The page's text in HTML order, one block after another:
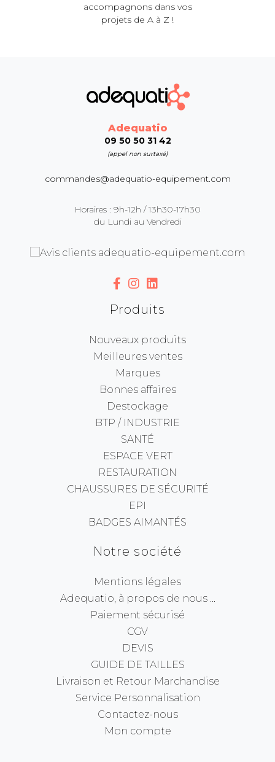
accompagnons dans vos
projets de A à Z !
Adequatio
09 50 50 31 42
(appel non surtaxé)
commandes@adequatio-equipement.com
Horaires : 9h-12h / 13h30-17h30
du Lundi au Vendredi
Produits
Nouveaux produits
Meilleures ventes
Marques
Bonnes affaires
Destockage
BTP / INDUSTRIE
SANTÉ
ESPACE VERT
RESTAURATION
CHAUSSURES DE SÉCURITÉ
EPI
BADGES AIMANTÉS
Notre société
Mentions légales
Adequatio, à propos de nous ...
Paiement sécurisé
CGV
DEVIS
GUIDE DE TAILLES
Livraison et Retour Marchandise
Service Personnalisation
Contactez-nous
Mon compte